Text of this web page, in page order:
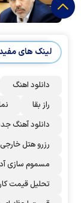
لینک های
دانلود اهنگ
راز بقا
دانلود آهنگ
رزرو هتل خارجی
مسموم سازی
تحلیل قیمت